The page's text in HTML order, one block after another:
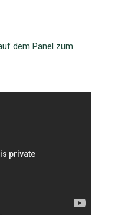
dem Panel zum